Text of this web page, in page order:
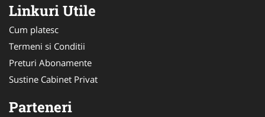
Linkuri Utile
Cum platesc
Termeni si Conditii
Preturi Abonamente
Sustine Cabinet Privat
Parteneri